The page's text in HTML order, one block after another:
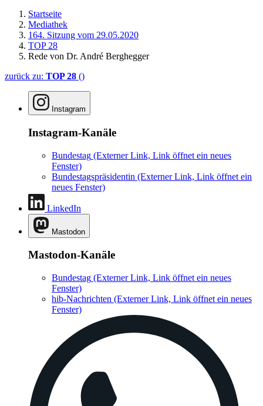
Startseite
Mediathek
164. Sitzung vom 29.05.2020
TOP 28
Rede von Dr. André Berghegger
zurück zu: TOP 28 ()
Instagram
Instagram-Kanäle
Bundestag (Externer Link, Link öffnet ein neues
Fenster)
Bundestagspräsidentin (Externer Link, Link öffnet ein
neues Fenster)
LinkedIn
Mastodon
Mastodon-Kanäle
Bundestag (Externer Link, Link öffnet ein neues
Fenster)
hib-Nachrichten (Externer Link, Link öffnet ein neues
Fenster)